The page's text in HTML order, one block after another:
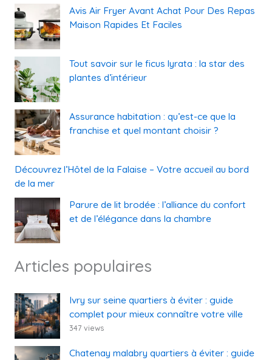
Avis Air Fryer Avant Achat Pour Des Repas
Maison Rapides Et Faciles
Tout savoir sur le ficus lyrata : la star des
plantes d’intérieur
Assurance habitation : qu’est-ce que la
franchise et quel montant choisir ?
Découvrez l’Hôtel de la Falaise – Votre accueil au bord
de la mer
Parure de lit brodée : l’alliance du confort
et de l’élégance dans la chambre
Articles populaires
Ivry sur seine quartiers à éviter : guide
complet pour mieux connaître votre ville
347 views
Chatenay malabry quartiers à éviter : guide